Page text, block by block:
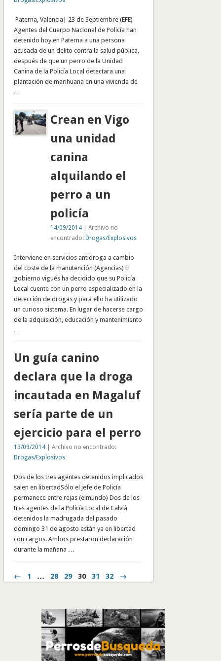
Paterna, Valencia| 23 de Septiembre (EFE)
Agentes del Cuerpo Nacional de Policía han
detenido hoy en Paterna a una persona
acusada de un delito contra la salud pública,
después de que un perro de la Unidad
Canina de la Policía Local detectara una
plantación de marihuana en una vivienda de
…
Crean en Vigo
una unidad
canina
alquilando el
perro a un
policía
14/09/2014| Archivo no
encontrado: Drogas/Explosivos
Interviene en servicios antidroga a cambio
del coste de la manutención (Agencias) El
gobierno vigués ha decidido que su Policía
Local cuente con un perro especializado en la
detección de drogas y para ello ha utilizado
un curioso sistema. En lugar de hacerse cargo
de la adquisición, educación y mantenimiento
…
Un guía canino
declara que la droga
incautada en Magaluf
sería parte de un
ejercicio para el perro
13/09/2014| Archivo no encontrado:
Drogas/Explosivos
Dos de los tres agentes detenidos implicados
salen en libertadSólo el jefe de Policía
permanece entre rejas (elmundo) Dos de los
tres agentes de la Policía Local de Calvià
detenidos la madrugada del pasado
domingo 31 de agosto están ya en libertad
con cargos. Ambos prestaron declaración
durante la mañana …
← 1 … 28 29 30 31 32 →